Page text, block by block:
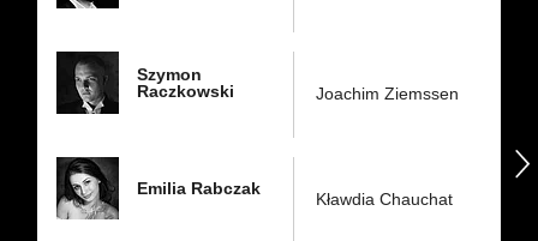
Szymon
Raczkowski
Joachim Ziemssen
Emilia Rabczak
Kławdia Chauchat